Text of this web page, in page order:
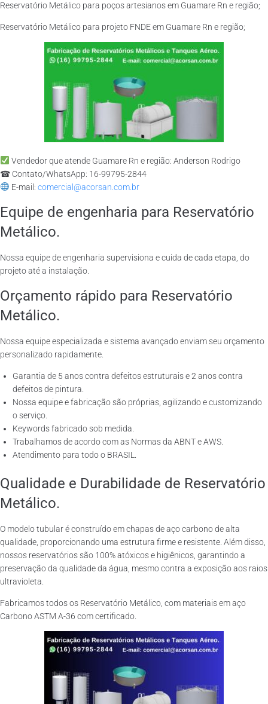
Reservatório Metálico para poços artesianos em Guamare Rn e região;
Reservatório Metálico para projeto FNDE em Guamare Rn e região;
Vendedor que atende Guamare Rn e região: Anderson Rodrigo
☎ Contato/WhatsApp: 16-99795-2844
E-mail: comercial@acorsan.com.br
Equipe de engenharia para Reservatório
Metálico.
Nossa equipe de engenharia supervisiona e cuida de cada etapa, do
projeto até a instalação.
Orçamento rápido para Reservatório
Metálico.
Nossa equipe especializada e sistema avançado enviam seu orçamento
personalizado rapidamente.
Garantia de 5 anos contra defeitos estruturais e 2 anos contra
defeitos de pintura.
Nossa equipe e fabricação são próprias, agilizando e customizando
o serviço.
Keywords fabricado sob medida.
Trabalhamos de acordo com as Normas da ABNT e AWS.
Atendimento para todo o BRASIL.
Qualidade e Durabilidade de Reservatório
Metálico.
O modelo tubular é construído em chapas de aço carbono de alta
qualidade, proporcionando uma estrutura firme e resistente. Além disso,
nossos reservatórios são 100% atóxicos e higiênicos, garantindo a
preservação da qualidade da água, mesmo contra a exposição aos raios
ultravioleta.
Fabricamos todos os Reservatório Metálico, com materiais em aço
Carbono ASTM A-36 com certificado.